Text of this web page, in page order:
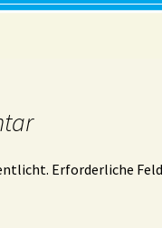
Erforderliche